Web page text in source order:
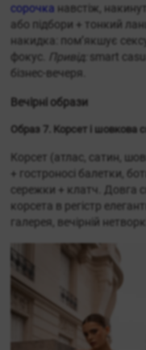
сорочка навстіж,
або підбори + тонкий
накидка: пом’якшує
фокус.
Привід: smart
бізнес-вечеря.
Вечірні образи
Образ 7. Корсет і шовкова
Корсет (атлас, сатин,
+ гостроносі балетки,
сережки + клатч. Довга
корсета в регістр
галерея, вечірній